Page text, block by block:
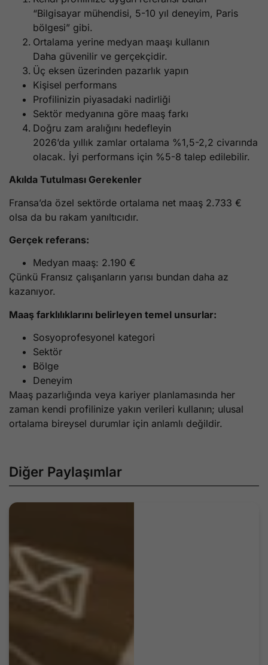
“Bilgisayar mühendisi, 5-10 yıl deneyim, Paris
bölgesi” gibi.
Ortalama yerine medyan maaşı kullanın
Daha güvenilir ve gerçekçidir.
Üç eksen üzerinden pazarlık yapın
Kişisel performans
Profilinizin piyasadaki nadirliği
Sektör medyanına göre maaş farkı
Doğru zam aralığını hedefleyin
2026’da yıllık zamlar ortalama %1,5-2,2 civarında
olacak. İyi performans için %5-8 talep edilebilir.
Akılda Tutulması Gerekenler
Fransa’da özel sektörde ortalama net maaş 2.733 €
olsa da bu rakam yanıltıcıdır.
Gerçek referans:
Medyan maaş: 2.190 €
Çünkü Fransız çalışanların yarısı bundan daha az
kazanıyor.
Maaş farklılıklarını belirleyen temel unsurlar:
Sosyoprofesyonel kategori
Sektör
Bölge
Deneyim
Maaş pazarlığında veya kariyer planlamasında her
zaman kendi profilinize yakın verileri kullanın; ulusal
ortalama bireysel durumlar için anlamlı değildir.
Diğer Paylaşımlar